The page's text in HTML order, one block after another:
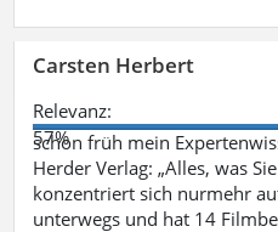
Carsten Herbert
Relevanz:
57%
schon früh mein
Herder Verlag: „Alles, was
konzentriert sich nurmehr
unterwegs und hat 14